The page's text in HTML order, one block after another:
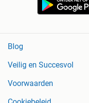
Blog
Veilig en Succesvol
Voorwaarden